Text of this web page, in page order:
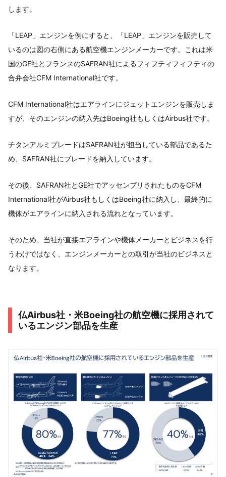
します。
「LEAP」エンジンを例にすると、「LEAP」エンジンを販売して
いるのは図の右側にある航空機エンジンメーカーです。これは米
国のGE社とフランスのSAFRAN社によるフィフティフィフティの
合弁会社CFM International社です。
CFM International社はエアラインにジェットエンジンを販売しま
すが、そのエンジンの納入先はBoeing社もしくはAirbus社です。
チタンアルミブレードはSAFRAN社が担当している部品であるた
め、SAFRAN社にブレードを納入しています。
その後、SAFRAN社とGE社でアッセンブリされたものをCFM
International社がAirbus社もしくはBoeing社に納入し、最終的に
機体がエアラインに納入される流れとなっています。
そのため、当社が直接エアラインや機体メーカーとビジネスを行
うわけではなく、エンジンメーカーとの取引が当社のビジネスと
なります。
仏Airbus社・米Boeing社の航空機に採用されて
いるエンジン部品を生産